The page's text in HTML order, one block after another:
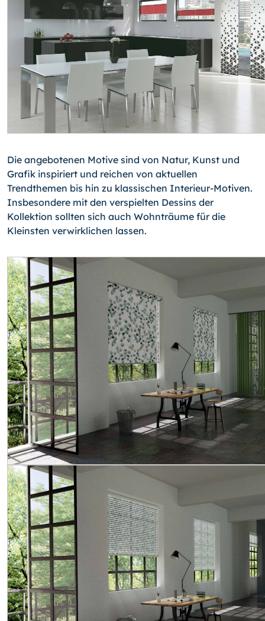
Die angebotenen Motive sind von Natur, Kunst und
Grafik inspiriert und reichen von aktuellen
Trendthemen bis hin zu klassischen Interieur-Motiven.
Insbesondere mit den verspielten Dessins der
Kollektion sollten sich auch Wohnträume für die
Kleinsten verwirklichen lassen.